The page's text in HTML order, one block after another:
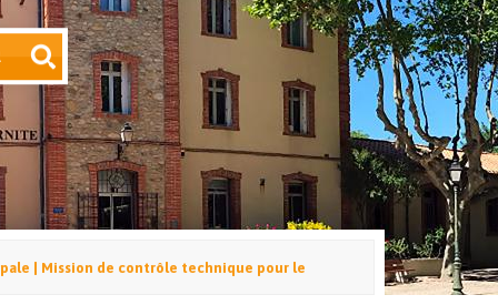
| Mission de contrôle technique pour le